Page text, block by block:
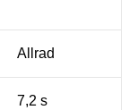
Allrad
7,2 s